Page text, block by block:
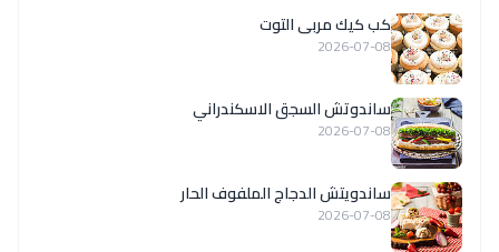
كب كيك مربى التوت
2026-07-08
ساندوتش السجق الاسكندراني
2026-07-08
ساندويتش الدجاج الملفوف الحار
2026-07-08